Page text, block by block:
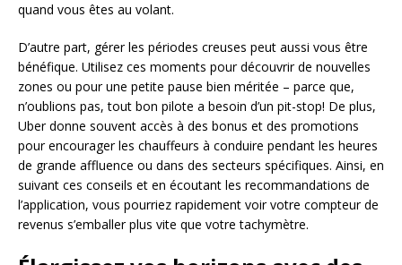
quand vous êtes au volant.
D’autre part, gérer les périodes creuses peut aussi vous être
bénéfique. Utilisez ces moments pour découvrir de nouvelles
zones ou pour une petite pause bien méritée – parce que,
n’oublions pas, tout bon pilote a besoin d’un pit-stop! De plus,
Uber donne souvent accès à des bonus et des promotions
pour encourager les chauffeurs à conduire pendant les heures
de grande affluence ou dans des secteurs spécifiques. Ainsi, en
suivant ces conseils et en écoutant les recommandations de
l’application, vous pourriez rapidement voir votre compteur de
revenus s’emballer plus vite que votre tachymètre.